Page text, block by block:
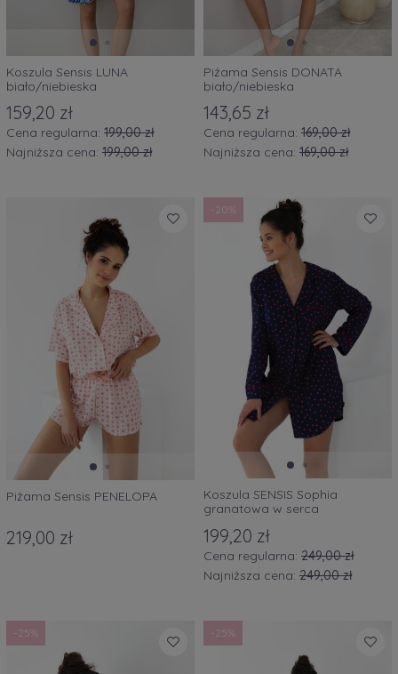
Koszula Sensis LUNA
biało/niebieska
159,20 zł
Cena regularna: 199,00 zł
Najniższa cena: 199,00 zł
Piżama Sensis DONATA
biało/niebieska
143,65 zł
Cena regularna: 169,00 zł
Najniższa cena: 169,00 zł
Piżama Sensis PENELOPA
219,00 zł
Koszula SENSIS Sophia
granatowa w serca
199,20 zł
Cena regularna: 249,00 zł
Najniższa cena: 249,00 zł
-20%
-25% -25%